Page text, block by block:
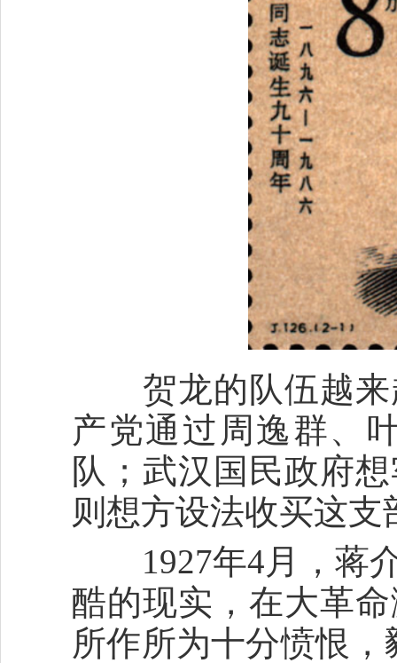
贺龙的队伍越来
产党通过周逸群、
队；武汉国民政府
则想方设法收买这支
1927年4月，蒋介
酷的现实，在大革
所作所为十分愤恨